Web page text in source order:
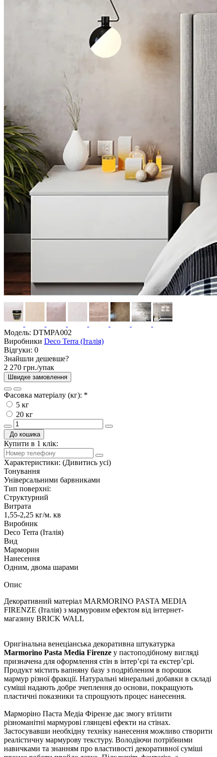
Модель: DTMPA002
Виробники Deco Terra (Італія)
Відгуки: 0
Знайшли дешевше?
2 270 грн./упак
Швидке замовлення
Фасовка матеріалу (кг): *
5 кг
20 кг
До кошика
Купити в 1 клік:
Характеристики: (Дивитись усі)
Тонування
Універсальними барвниками
Тип поверхні:
Структурний
Витрата
1,55-2,25 кг/м. кв
Виробник
Deco Terra (Італія)
Вид
Марморин
Нанесення
Одним, двома шарами
Опис
Декоративний матеріал MARMORINO PASTA MEDIA
FIRENZE (Італія) з мармуровим ефектом від інтернет-
магазину BRICK WALL
Оригінальна венеціанська декоративна штукатурка
Marmorino Pasta Media Firenze у пастоподібному вигляді
призначена для оформлення стін в інтер’єрі та екстер’єрі.
Продукт містить вапняну базу з подрібленим в порошок
мармур різної фракції. Натуральні мінеральні добавки в складі
суміші надають добре зчеплення до основи, покращують
пластичні показники та спрощують процес нанесення.
Марморіно Паста Медіа Фірензе дає змогу втілити
різноманітні мармурові глянцеві ефекти на стінах.
Застосувавши необхідну техніку нанесення можливо створити
реалістичну мармурову текстуру. Володіючи потрібними
навичками та знанням про властивості декоративної суміші